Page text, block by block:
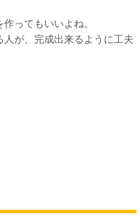
ってもいいよね。
が、完成出来るように工夫